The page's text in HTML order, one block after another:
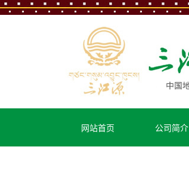
网站首页 公司简介